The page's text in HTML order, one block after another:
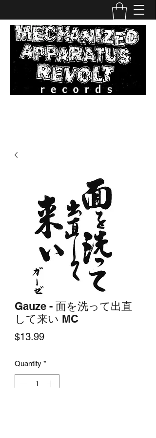
Gauze - 面を洗って出直
して来い MC
$13.99Price
Quantity *